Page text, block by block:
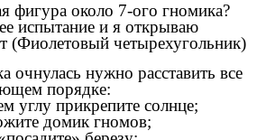
фигура около 7-ого гномика?
испытание и я открываю
(Фиолетовый четырехугольник)
очнулась нужно расставить все
порядке:
углу прикрепите солнце;
домик гномов;